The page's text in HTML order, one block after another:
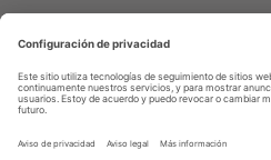
Empresa
Aviso legal
Protección de datos